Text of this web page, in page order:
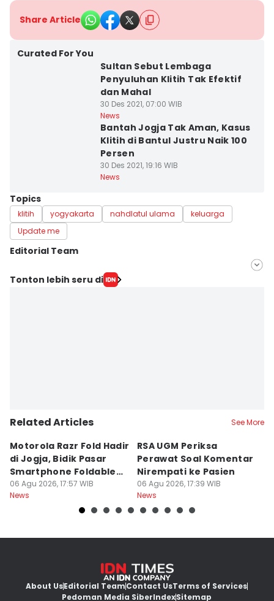
Share Article
Curated For You
Sultan Sebut Lembaga
Penyuluhan Klitih Tak Efektif
dan Mahal
30 Des 2021, 07:00 WIB
News
Bantah Jogja Tak Aman, Kasus
Klitih di Bantul Justru Naik 100
Persen
30 Des 2021, 19:16 WIB
News
Topics
klitih yogyakarta nahdlatul ulama
keluarga
Update me
Editorial Team
Editor
Tonton lebih seru di
Related Articles See More
Motorola Razr Fold Hadir
di Jogja, Bidik Pasar
Smartphone Foldable
Premium
06 Agu 2026, 17:57 WIB
News
RSA UGM Periksa
Perawat Soal Komentar
Nirempati ke Pasien
06 Agu 2026, 17:39 WIB
News
About UsEditorial TeamContact UsTerms of Services
Pedoman Media SiberIndexSitemap